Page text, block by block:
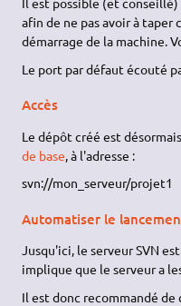
afin de ne pas avoir à taper
démarrage de la machine.
Le port par défaut écouté
Accès
Le dépôt créé est
de base, à l'adresse :
svn://mon_serveur/projet1
Automatiser le lancement
Jusqu'ici, le serveur SVN
implique que le serveur a
Il est donc recommandé de